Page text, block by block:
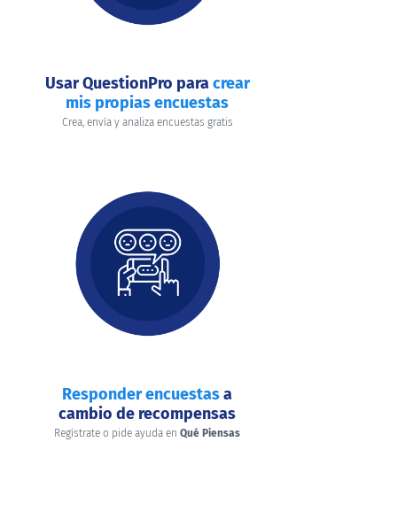
Usar QuestionPro paracrear
mis propias encuestas
Crea, envía y analiza encuestas gratis
Responder encuestasa
cambio de recompensas
Regístrate o pide ayuda en Qué Piensas